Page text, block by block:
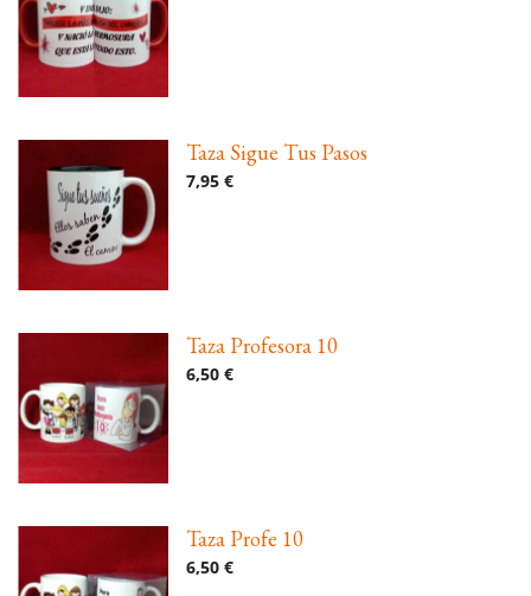
Taza Sigue Tus Pasos
7,95 €
Taza Profesora 10
6,50 €
Taza Profe 10
6,50 €